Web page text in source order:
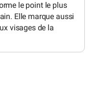
le point le plus
Elle marque aussi
visages de la